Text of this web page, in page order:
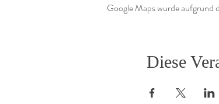
Google Maps wurde
Diese